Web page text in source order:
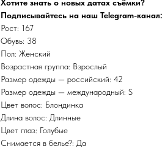
Хотите знать о новых датах съёмки?
Подписывайтесь на наш Telegram-канал:
Рост: 167
Обувь: 38
Пол: Женский
Возрастная группа: Взрослый
Размер одежды — российский: 42
Размер одежды — международный: S
Цвет волос: Блондинка
Длина волос: Длинные
Цвет глаз: Голубые
Снимается в белье?: Да